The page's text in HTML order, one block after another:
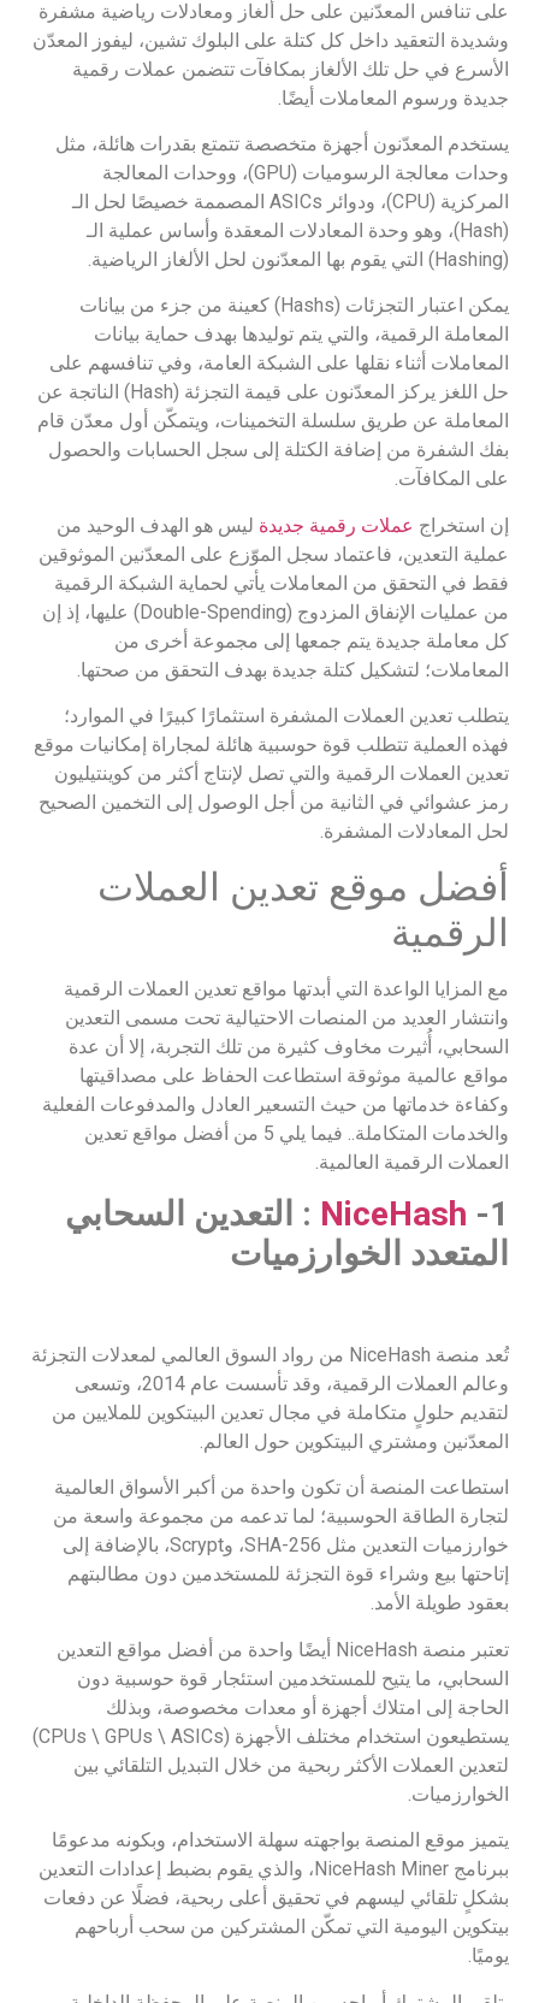
على تنافس المعدّنين على حل ألغاز ومعادلات رياضية مشفرة
وشديدة التعقيد داخل كل كتلة على البلوك تشين، ليفوز المعدّن
الأسرع في حل تلك الألغاز بمكافآت تتضمن عملات رقمية
جديدة ورسوم المعاملات أيضًا.
يستخدم المعدّنون أجهزة متخصصة تتمتع بقدرات هائلة، مثل
وحدات معالجة الرسوميات (GPU)، ووحدات المعالجة
المركزية (CPU)، ودوائر ASICs المصممة خصيصًا لحل الـ
(Hash)، وهو وحدة المعادلات المعقدة وأساس عملية الـ
(Hashing) التي يقوم بها المعدّنون لحل الألغاز الرياضية.
يمكن اعتبار التجزئات (Hashs) كعينة من جزء من بيانات
المعاملة الرقمية، والتي يتم توليدها بهدف حماية بيانات
المعاملات أثناء نقلها على الشبكة العامة، وفي تنافسهم على
حل اللغز يركز المعدّنون على قيمة التجزئة (Hash) الناتجة عن
المعاملة عن طريق سلسلة التخمينات، ويتمكّن أول معدّن قام
بفك الشفرة من إضافة الكتلة إلى سجل الحسابات والحصول
على المكافآت.
إن استخراج عملات رقمية جديدة ليس هو الهدف الوحيد من
عملية التعدين، فاعتماد سجل الموّزع على المعدّنين الموثوقين
فقط في التحقق من المعاملات يأتي لحماية الشبكة الرقمية
من عمليات الإنفاق المزدوج (Double-Spending) عليها، إذ إن
كل معاملة جديدة يتم جمعها إلى مجموعة أخرى من
المعاملات؛ لتشكيل كتلة جديدة بهدف التحقق من صحتها.
يتطلب تعدين العملات المشفرة استثمارًا كبيرًا في الموارد؛
فهذه العملية تتطلب قوة حوسبية هائلة لمجاراة إمكانيات موقع
تعدين العملات الرقمية والتي تصل لإنتاج أكثر من كوينتيليون
رمز عشوائي في الثانية من أجل الوصول إلى التخمين الصحيح
لحل المعادلات المشفرة.
أفضل موقع تعدين العملات
الرقمية
مع المزايا الواعدة التي أبدتها مواقع تعدين العملات الرقمية
وانتشار العديد من المنصات الاحتيالية تحت مسمى التعدين
السحابي، أُثيرت مخاوف كثيرة من تلك التجربة، إلا أن عدة
مواقع عالمية موثوقة استطاعت الحفاظ على مصداقيتها
وكفاءة خدماتها من حيث التسعير العادل والمدفوعات الفعلية
والخدمات المتكاملة.. فيما يلي 5 من أفضل مواقع تعدين
العملات الرقمية العالمية.
1-
NiceHash : التعدين السحابي
المتعدد الخوارزميات
تُعد منصة NiceHash من رواد السوق العالمي لمعدلات التجزئة
وعالم العملات الرقمية، وقد تأسست عام 2014، وتسعى
لتقديم حلولٍ متكاملة في مجال تعدين البيتكوين للملايين من
المعدّنين ومشتري البيتكوين حول العالم.
استطاعت المنصة أن تكون واحدة من أكبر الأسواق العالمية
لتجارة الطاقة الحوسبية؛ لما تدعمه من مجموعة واسعة من
خوارزميات التعدين مثل SHA-256، وScrypt، بالإضافة إلى
إتاحتها بيع وشراء قوة التجزئة للمستخدمين دون مطالبتهم
بعقود طويلة الأمد.
تعتبر منصة NiceHash أيضًا واحدة من أفضل مواقع التعدين
السحابي، ما يتيح للمستخدمين استئجار قوة حوسبية دون
الحاجة إلى امتلاك أجهزة أو معدات مخصوصة، وبذلك
يستطيعون استخدام مختلف الأجهزة (CPUs \ GPUs \ ASICs)
لتعدين العملات الأكثر ربحية من خلال التبديل التلقائي بين
الخوارزميات.
يتميز موقع المنصة بواجهته سهلة الاستخدام، وبكونه مدعومًا
ببرنامج NiceHash Miner، والذي يقوم بضبط إعدادات التعدين
بشكلٍ تلقائي ليسهم في تحقيق أعلى ربحية، فضلًا عن دفعات
بيتكوين اليومية التي تمكّن المشتركين من سحب أرباحهم
يوميًا.